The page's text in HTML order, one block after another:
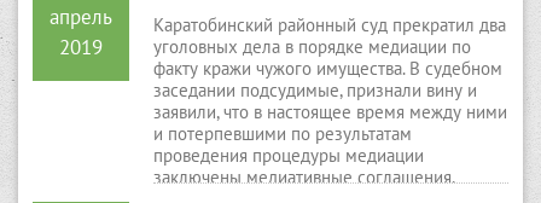
скрылись с места совершения
преступления.
апрель
2019
Каратобинский районный суд прекратил два
уголовных дела в порядке медиации по
факту кражи чужого имущества. В судебном
заседании подсудимые, признали вину и
заявили, что в настоящее время между ними
и потерпевшими по результатам
проведения процедуры медиации
заключены медиативные соглашения,